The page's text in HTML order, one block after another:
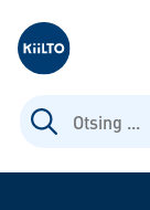
Kiilto Estonia
Otsi: